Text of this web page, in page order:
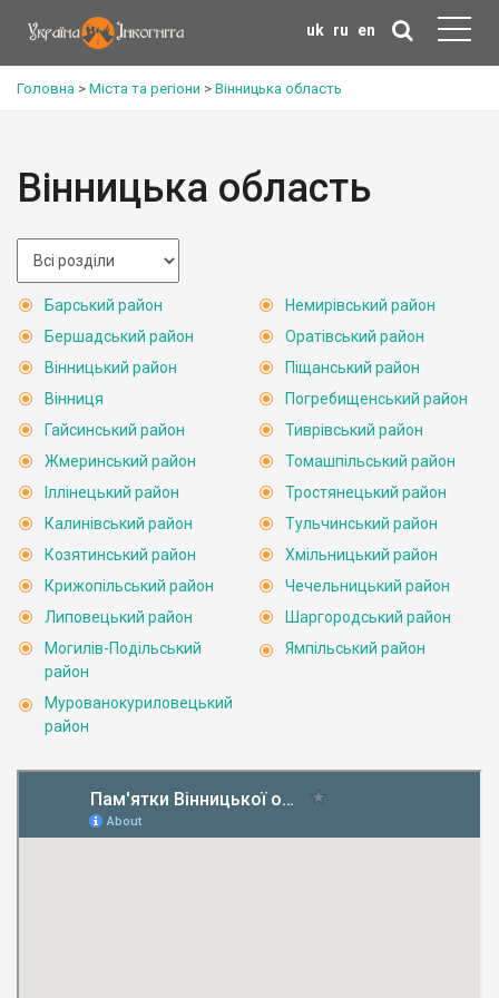
uk ru en
Головна > Міста та регіони > Вінницька область
Вінницька область
Барський район
Бершадський район
Вінницький район
Вінниця
Гайсинський район
Жмеринський район
Іллінецький район
Калинівський район
Козятинський район
Крижопільський район
Липовецький район
Могилів-Подільський
район
Мурованокуриловецький
район
Немирівський район
Оратівський район
Піщанський район
Погребищенський район
Тиврівський район
Томашпільський район
Тростянецький район
Тульчинський район
Хмільницький район
Чечельницький район
Шаргородський район
Ямпільський район